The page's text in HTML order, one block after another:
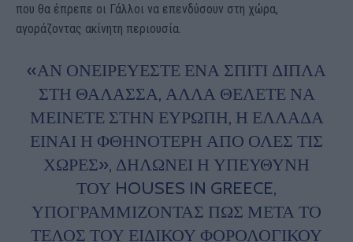
που θα έπρεπε οι Γάλλοι να επενδύσουν στη χώρα,
αγοράζοντας ακίνητη περιουσία.
«ΑΝ ΟΝΕΙΡΕΎΕΣΤΕ ΈΝΑ ΣΠΊΤΙ ΔΊΠΛΑ
ΣΤΗ ΘΆΛΑΣΣΑ, ΑΛΛΆ ΘΈΛΕΤΕ ΝΑ
ΜΕΊΝΕΤΕ ΣΤΗΝ ΕΥΡΏΠΗ, Η ΕΛΛΆΔΑ
ΕΊΝΑΙ Η ΦΘΗΝΌΤΕΡΗ ΑΠΌ ΌΛΕΣ ΤΙΣ
ΧΏΡΕΣ», ΔΗΛΏΝΕΙ Η ΥΠΕΎΘΥΝΗ
ΤΟΥ HOUSES IN GREECE,
ΥΠΟΓΡΑΜΜΊΖΟΝΤΑΣ ΠΩΣ ΜΕΤΆ ΤΟ
ΤΈΛΟΣ ΤΟΥ ΕΙΔΙΚΟΎ ΦΟΡΟΛΟΓΙΚΟΎ